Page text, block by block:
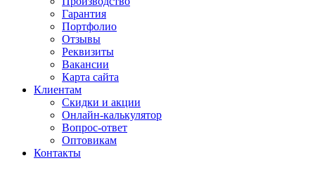
Гарантия
Портфолио
Отзывы
Реквизиты
Вакансии
Карта сайта
Клиентам
Скидки и акции
Онлайн-калькулятор
Вопрос-ответ
Оптовикам
Контакты